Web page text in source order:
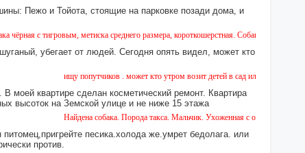
Пежо и Тойота, стоящие на парковке позади дома, и
метиска среднего размера, короткошерстная. Собака пугливая, не
убегает от людей. Сегодня опять видел, может кто
ищу попутчиков . может кто утром возит детей в сад или в школу в
моей квартире сделан косметический ремонт. Квартира
высоток на Земской улице и не ниже 15 этажа
Найдена собака. Порода такса. Мальчик. Ухоженная с ошейником.
песика.холода же.умрет бедолага. или
против.